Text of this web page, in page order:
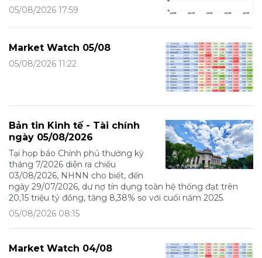
05/08/2026 17:59
Market Watch 05/08
05/08/2026 11:22
Bản tin Kinh tế - Tài chính
ngày 05/08/2026
Tại họp báo Chính phủ thường kỳ
tháng 7/2026 diễn ra chiều
03/08/2026, NHNN cho biết, đến
ngày 29/07/2026, dư nợ tín dụng toàn hệ thống đạt trên
20,15 triệu tỷ đồng, tăng 8,38% so với cuối năm 2025.
05/08/2026 08:15
Market Watch 04/08